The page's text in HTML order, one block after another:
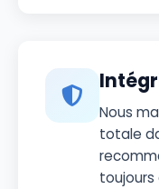
Nous
totale
toujours